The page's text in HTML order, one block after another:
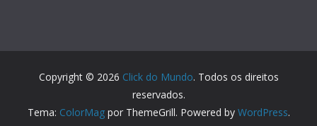
Copyright © 2026 Click do Mundo. Todos os direitos
reservados.
Tema: ColorMagpor ThemeGrill. Powered by WordPress.